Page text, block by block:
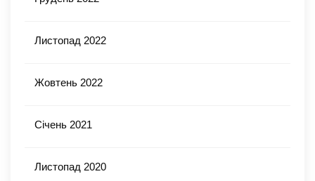
Листопад 2022
Жовтень 2022
Січень 2021
Листопад 2020